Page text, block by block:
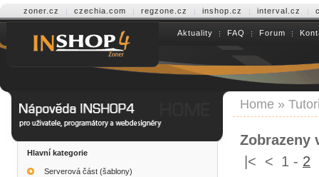
zoner.cz czechia.com regzone.cz inshop.cz interval.cz
Help INSHOP4 Aktuality FAQ Forum
Hlavní kategorie
Serverová část (šablony)
Home »
Zobrazeny
|< < 1 - 2